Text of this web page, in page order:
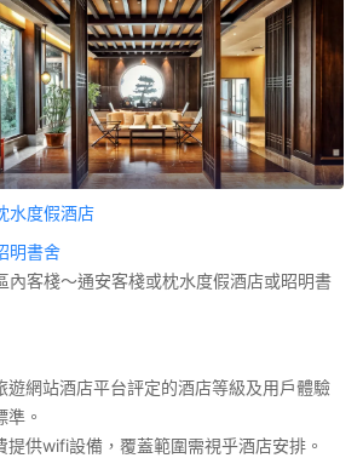
水度假酒店
明書舍
內客棧～通安客棧或枕水度假酒店或昭明書
遊網站酒店平台評定的酒店等級及用戶體驗
準。
提供wifi設備，覆蓋範圍需視乎酒店安排。